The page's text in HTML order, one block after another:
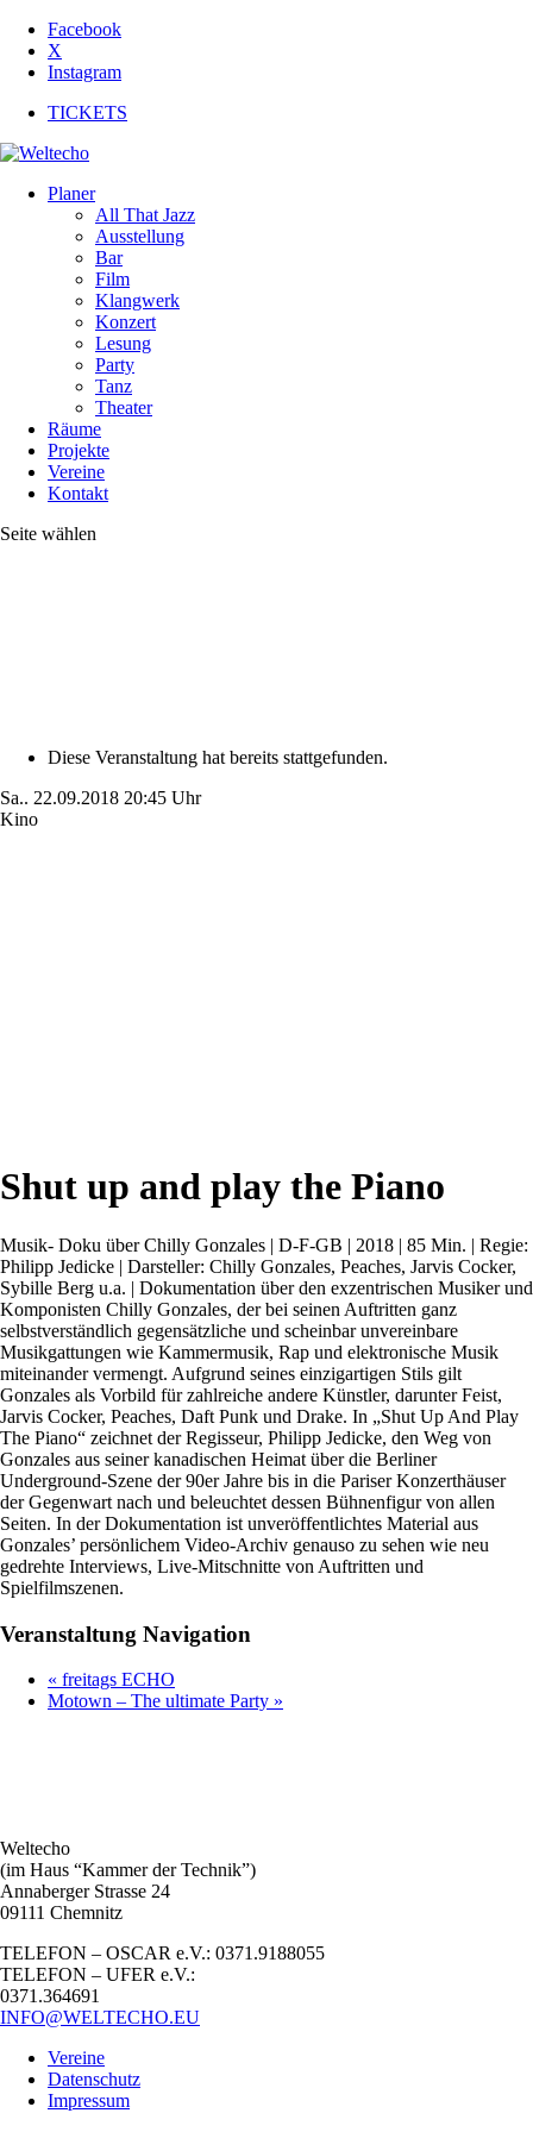
Facebook
X
Instagram
TICKETS
Planer
All That Jazz
Ausstellung
Bar
Film
Klangwerk
Konzert
Lesung
Party
Tanz
Theater
Räume
Projekte
Vereine
Kontakt
Seite wählen
Diese Veranstaltung hat bereits stattgefunden.
Sa.. 22.09.2018 20:45 Uhr
Kino
Shut up and play the Piano
Musik- Doku über Chilly Gonzales | D-F-GB | 2018 | 85 Min. | Regie:
Philipp Jedicke | Darsteller: Chilly Gonzales, Peaches, Jarvis Cocker,
Sybille Berg u.a. | Dokumentation über den exzentrischen Musiker und
Komponisten Chilly Gonzales, der bei seinen Auftritten ganz
selbstverständlich gegensätzliche und scheinbar unvereinbare
Musikgattungen wie Kammermusik, Rap und elektronische Musik
miteinander vermengt. Aufgrund seines einzigartigen Stils gilt
Gonzales als Vorbild für zahlreiche andere Künstler, darunter Feist,
Jarvis Cocker, Peaches, Daft Punk und Drake. In „Shut Up And Play
The Piano“ zeichnet der Regisseur, Philipp Jedicke, den Weg von
Gonzales aus seiner kanadischen Heimat über die Berliner
Underground-Szene der 90er Jahre bis in die Pariser Konzerthäuser
der Gegenwart nach und beleuchtet dessen Bühnenfigur von allen
Seiten. In der Dokumentation ist unveröffentlichtes Material aus
Gonzales’ persönlichem Video-Archiv genauso zu sehen wie neu
gedrehte Interviews, Live-Mitschnitte von Auftritten und
Spielfilmszenen.
Veranstaltung Navigation
« freitags ECHO
Motown – The ultimate Party »
Weltecho
(im Haus “Kammer der Technik”)
Annaberger Strasse 24
09111 Chemnitz
TELEFON – OSCAR e.V.: 0371.9188055
TELEFON – UFER e.V.:
0371.364691
INFO@WELTECHO.EU
Vereine
Datenschutz
Impressum